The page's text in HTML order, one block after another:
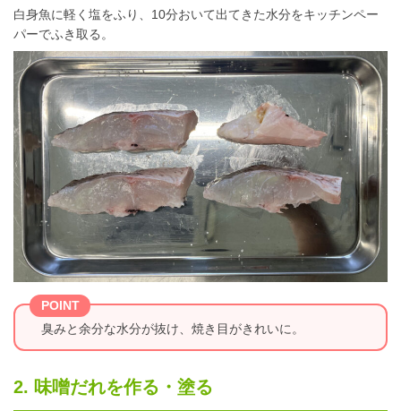
白身魚に軽く塩をふり、10分おいて出てきた水分をキッチンペー
パーでふき取る。
POINT
臭みと余分な水分が抜け、焼き目がきれいに。
2. 味噌だれを作る・塗る